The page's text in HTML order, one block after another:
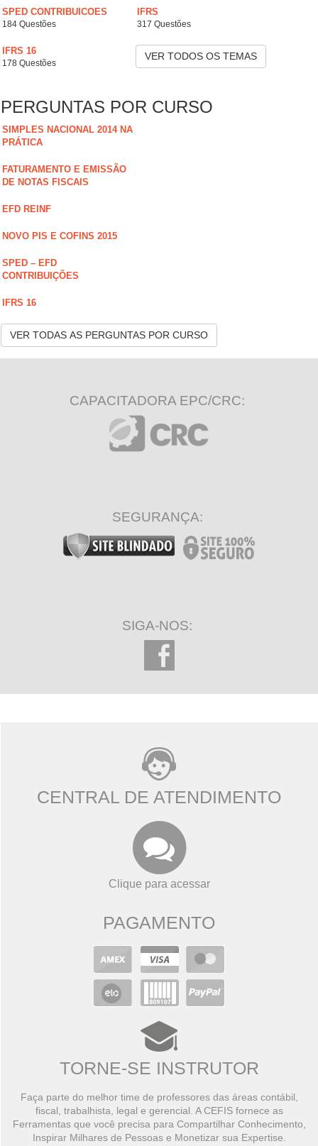
SPED CONTRIBUICOES
184 Questões
IFRS
317 Questões
IFRS 16
178 Questões
VER TODOS OS TEMAS
PERGUNTAS POR CURSO
SIMPLES NACIONAL 2014 NA
PRÁTICA
FATURAMENTO E EMISSÃO
DE NOTAS FISCAIS
EFD REINF
NOVO PIS E COFINS 2015
SPED – EFD
CONTRIBUIÇÕES
IFRS 16
VER TODAS AS PERGUNTAS POR CURSO
CAPACITADORA EPC/CRC:
SEGURANÇA:
SIGA-NOS:
CENTRAL DE ATENDIMENTO
Clique para acessar
PAGAMENTO
TORNE-SE INSTRUTOR
Faça parte do melhor time de professores das áreas contábil,
fiscal, trabalhista, legal e gerencial. A CEFIS fornece as
Ferramentas que você precisa para Compartilhar Conhecimento,
Inspirar Milhares de Pessoas e Monetizar sua Expertise.